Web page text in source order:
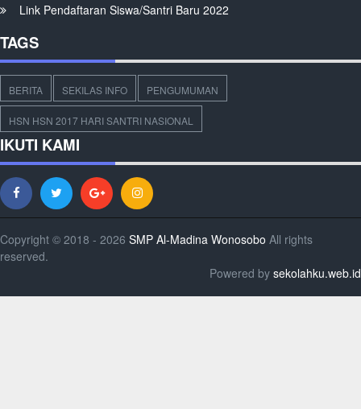
Link Pendaftaran Siswa/Santri Baru 2022
TAGS
BERITA SEKILAS INFO PENGUMUMAN
HSN HSN 2017 HARI SANTRI NASIONAL
IKUTI KAMI
Copyright © 2018 - 2026 SMP Al-Madina Wonosobo All rights
reserved.
Powered by sekolahku.web.id